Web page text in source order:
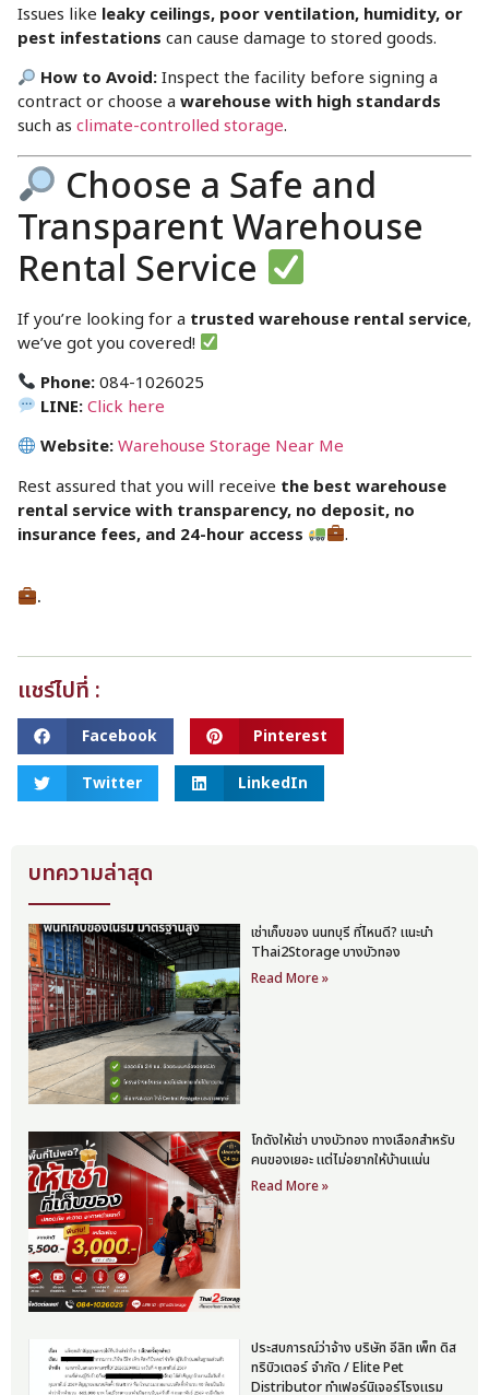
Issues like leaky ceilings, poor ventilation, humidity, or
pest infestations can cause damage to stored goods.
How to Avoid:Inspect the facility before signing a
contract or choose a warehouse with high standards
such as climate-controlled storage.
Choose a Safe and
Transparent Warehouse
Rental Service
If you’re looking for a trusted warehouse rental service,
we’ve got you covered!
Phone:084-1026025
LINE:Click here
Website:Warehouse Storage Near Me
Rest assured that you will receive the best warehouse
rental service with transparency, no deposit, no
insurance fees, and 24-hour access
.
.
แชร์ไปที่ :
Facebook Pinterest
Twitter LinkedIn
บทความล่าสุด
เช่าเก็บของ นนทบุรี ที่ไหนดี? แนะนำ
Thai2Storage บางบัวทอง
Read More »
โกดังให้เช่า บางบัวทอง ทางเลือกสำหรับ
คนของเยอะ แต่ไม่อยากให้บ้านแน่น
Read More »
ประสบการณ์ว่าจ้าง บริษัท อีลิท เพ็ท ดิส
ทริบิวเตอร์ จำกัด / Elite Pet
Distributor ทำเฟอร์นิเจอร์โรงแรม